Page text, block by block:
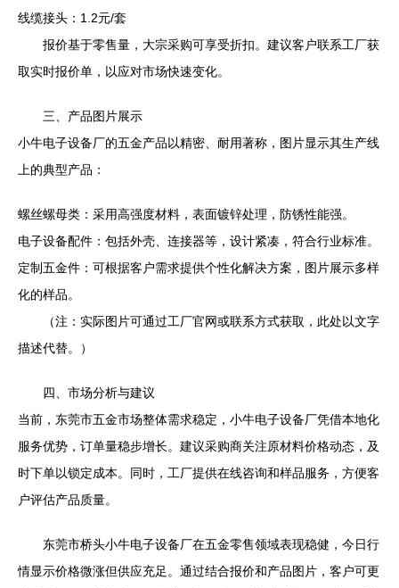
线缆接头：1.2元/套
报价基于零售量，大宗采购可享受折扣。建议客户联系工厂获
取实时报价单，以应对市场快速变化。
三、产品图片展示
小牛电子设备厂的五金产品以精密、耐用著称，图片显示其生产线
上的典型产品：
螺丝螺母类：采用高强度材料，表面镀锌处理，防锈性能强。
电子设备配件：包括外壳、连接器等，设计紧凑，符合行业标准。
定制五金件：可根据客户需求提供个性化解决方案，图片展示多样
化的样品。
（注：实际图片可通过工厂官网或联系方式获取，此处以文字
描述代替。）
四、市场分析与建议
当前，东莞市五金市场整体需求稳定，小牛电子设备厂凭借本地化
服务优势，订单量稳步增长。建议采购商关注原材料价格动态，及
时下单以锁定成本。同时，工厂提供在线咨询和样品服务，方便客
户评估产品质量。
东莞市桥头小牛电子设备厂在五金零售领域表现稳健，今日行
情显示价格微涨但供应充足。通过结合报价和产品图片，客户可更